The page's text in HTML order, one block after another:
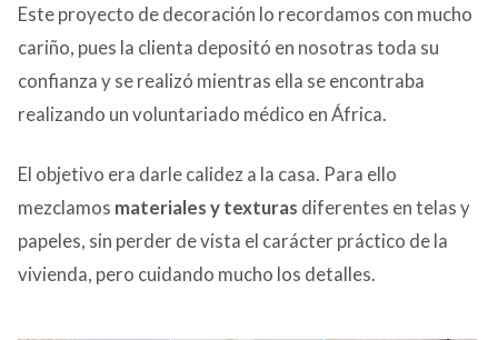
CONTACTO
Este proyecto de decoración lo recordamos con mucho
cariño, pues la clienta depositó en nosotras toda su
confianza y se realizó mientras ella se encontraba
realizando un voluntariado médico en África.
El objetivo era darle calidez a la casa. Para ello
mezclamos materiales y texturas diferentes en telas y
papeles, sin perder de vista el carácter práctico de la
vivienda, pero cuidando mucho los detalles.